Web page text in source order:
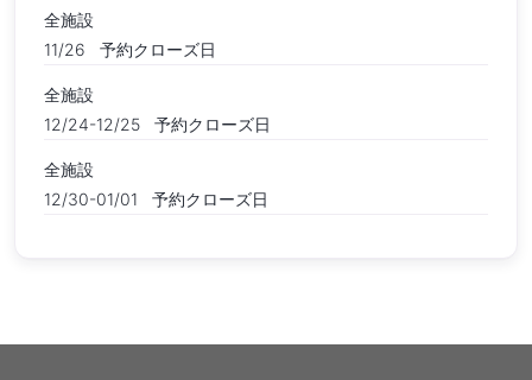
全施設
11/26
予約クローズ日
全施設
12/24-12/25
予約クローズ日
全施設
12/30-01/01
予約クローズ日